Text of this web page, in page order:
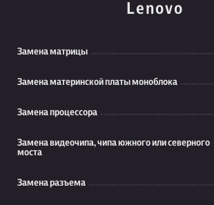
Lenovo
Замена матрицы
Замена материнской платы моноблока
Замена процессора
Замена видеочипа, чипа южного или северного
моста
Замена разъема